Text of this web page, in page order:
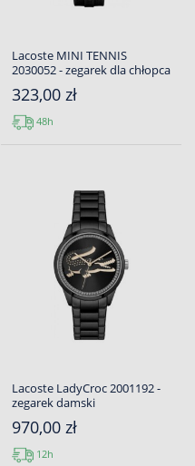
Lacoste MINI TENNIS
2030052 - zegarek dla chłopca
323,00 zł
48h
Lacoste LadyCroc 2001192 -
zegarek damski
970,00 zł
12h